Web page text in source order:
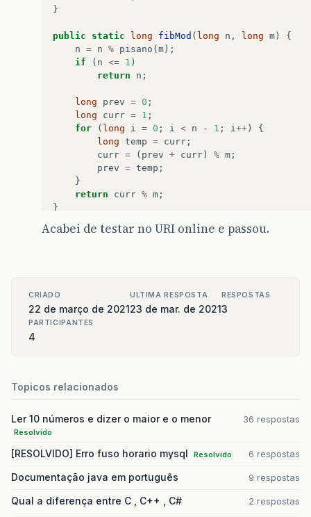
}
public static long fibMod ( long n , long m)
{
n = n % pisano (m);
if
( n <= 1 )
return
n ;
long prev = 0 ;
long
curr = 1 ;
for
( long i = 0 ; i < n - 1 ; i ++)
{
long temp = curr ;
curr = ( prev + curr) % m ;
prev = temp ;
}
return
curr % m ;
}
public static void main(String args[] )
System.out.println (fibMod( fibMod
}
}
Acabei de testar no URI online e passou.
CRIADO
22 de março de 2021
ULTIMA RESPOSTA
23 de mar. de 2021
RESPOSTAS
3
PARTICIPANTES
4
Topicos relacionados
Ler 10 números e dizer o maior e o menor
Resolvido
36 respostas
[RESOLVIDO] Erro fuso horario mysql Resolvido 6 respostas
Documentação java em português 9 respostas
Qual a diferença entre C , C++ , C# 2 respostas